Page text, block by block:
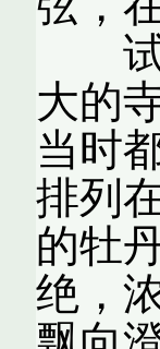
试
大的
当时
排列
的牡
绝，